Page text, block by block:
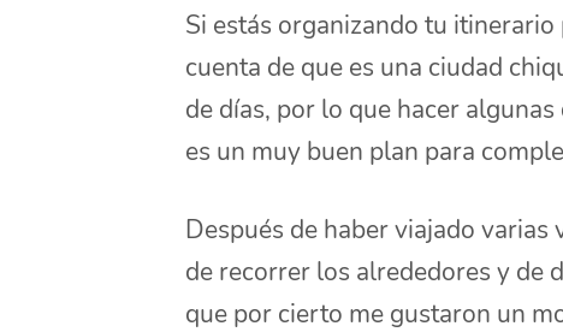
Si estás organizando tu
cuenta de que es una ciudad
de días, por lo que hacer algunas
es un muy buen plan para
Después de haber viajado
de recorrer los alrededores y de
que por cierto me gustaron un